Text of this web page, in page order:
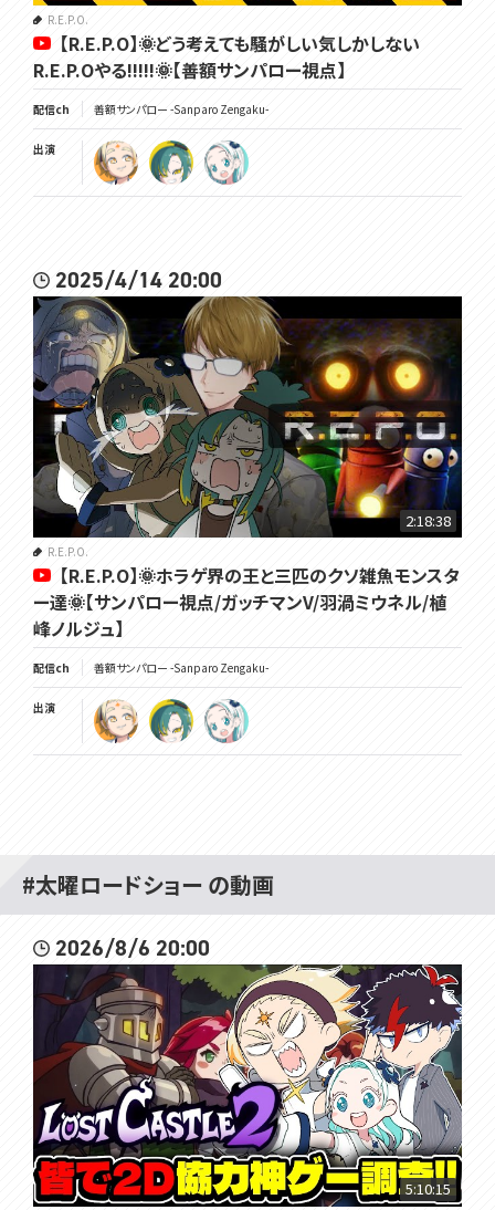
R.E.P.O.
【R.E.P.O】🌞どう考えても騒がしい気しかしない
R.E.P.Oやる!!!!!🌞【善額サンパロー視点】
配信ch 善額サンパロー -Sanparo Zengaku-
出演
2025/4/14 20:00
2:18:38
R.E.P.O.
【R.E.P.O】🌞ホラゲ界の王と三匹のクソ雑魚モンスタ
ー達🌞【サンパロー視点/ガッチマンV/羽渦ミウネル/植
峰ノルジュ】
配信ch 善額サンパロー -Sanparo Zengaku-
出演
#太曜ロードショー の動画
2026/8/6 20:00
5:10:15